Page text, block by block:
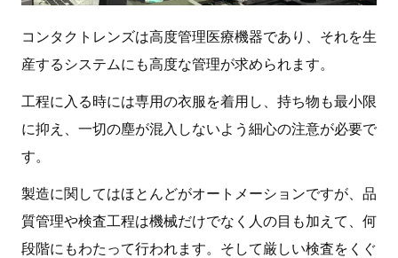
コンタクトレンズは高度管理医療機器であり、それを生
産するシステムにも高度な管理が求められます。
工程に入る時には専用の衣服を着用し、持ち物も最小限
に抑え、一切の塵が混入しないよう細心の注意が必要で
す。
製造に関してはほとんどがオートメーションですが、品
質管理や検査工程は機械だけでなく人の目も加えて、何
段階にもわたって行われます。そして厳しい検査をくぐ